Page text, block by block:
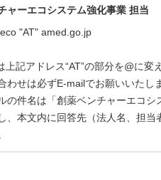
ャーエコシステム強化事業 担当
"AT" amed.go.jp
上記アドレス“AT”の部分を@に変
わせは必ずE-mailでお願いいたし
の件名は「創薬ベンチャーエコ
、本文内に回答先（法人名、担